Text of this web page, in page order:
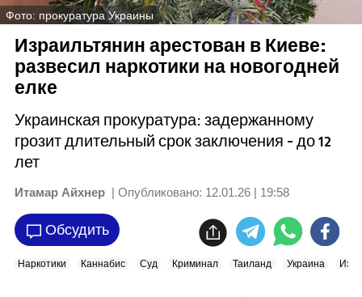
Фото: прокуратура Украины
Израильтянин арестован в Киеве:
развесил наркотики на новогодней
елке
Украинская прокуратура: задержанному
грозит длительный срок заключения - до 12
лет
Итамар Айхнер | Опубликовано: 12.01.26 | 19:58
Обсудить
Наркотики Каннабис Суд Криминал Таиланд Украина